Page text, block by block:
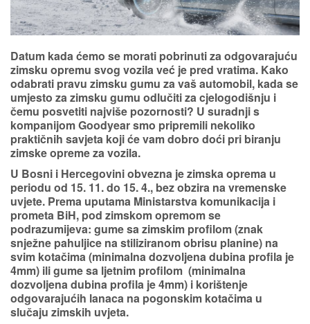
Datum kada ćemo se morati pobrinuti za odgovarajuću
zimsku opremu svog vozila već je pred vratima. Kako
odabrati pravu zimsku gumu za vaš automobil, kada se
umjesto za zimsku gumu odlučiti za cjelogodišnju i
čemu posvetiti najviše pozornosti? U suradnji s
kompanijom Goodyear smo pripremili nekoliko
praktičnih savjeta koji će vam dobro doći pri biranju
zimske opreme za vozila.
U Bosni i Hercegovini obvezna je zimska oprema u
periodu od 15. 11. do 15. 4., bez obzira na vremenske
uvjete. Prema uputama Ministarstva komunikacija i
prometa BiH, pod zimskom opremom se
podrazumijeva: gume sa zimskim profilom (znak
snježne pahuljice na stiliziranom obrisu planine) na
svim kotačima (minimalna dozvoljenadubina profila je
4mm) ili gume sa ljetnim profilom (minimalna
dozvoljenadubina profila je4mm) i korištenje
odgovarajućih lanaca na pogonskim kotačima u
slučaju zimskih uvjeta.